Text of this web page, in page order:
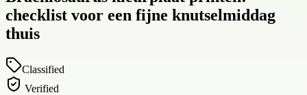
checklist voor een fijne knutselmiddag
thuis
Classified
Verified